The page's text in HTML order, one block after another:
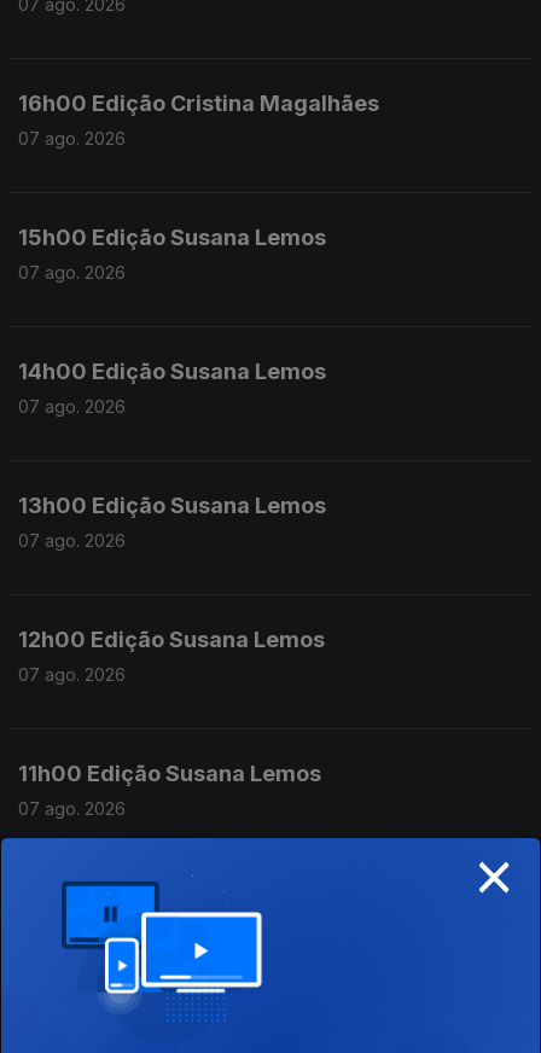
07 ago. 2026
16h00 Edição Cristina Magalhães
07 ago. 2026
15h00 Edição Susana Lemos
07 ago. 2026
14h00 Edição Susana Lemos
07 ago. 2026
13h00 Edição Susana Lemos
07 ago. 2026
12h00 Edição Susana Lemos
07 ago. 2026
11h00 Edição Susana Lemos
07 ago. 2026
10h00 Edição Germano Campos
07 ago. 2026
×